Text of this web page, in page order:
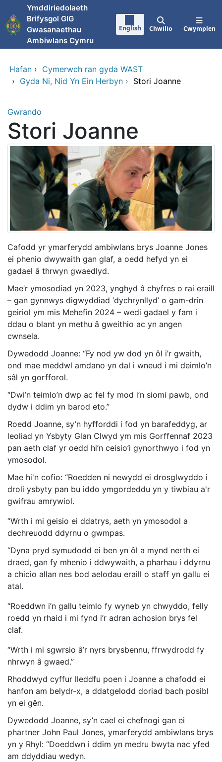
Neidio i'r prif gynnwy
Ymddiriedolaeth
Brifysgol GIG
Gwasanaethau
Ambiwlans Cymru
English Chwilio Cwymplen
Hafan › Cymerwch ran gyda WAST
› Gyda Ni, Nid Yn Ein Herbyn › Stori Joanne
Gwrando
Stori Joanne
Cafodd yr ymarferydd ambiwlans brys Joanne Jones
ei phenio dwywaith gan glaf, a oedd hefyd yn ei
gadael â thrwyn gwaedlyd.
Mae’r ymosodiad yn 2023, ynghyd â chyfres o rai eraill
– gan gynnwys digwyddiad ‘dychrynllyd’ o gam-drin
geiriol ym mis Mehefin 2024 – wedi gadael y fam i
ddau o blant yn methu â gweithio ac yn angen
cwnsela.
Dywedodd Joanne: “Fy nod yw dod yn ôl i’r gwaith,
ond mae meddwl amdano yn dal i wneud i mi deimlo’n
sâl yn gorfforol.
“Dwi’n teimlo’n dwp ac fel fy mod i’n siomi pawb, ond
dydw i ddim yn barod eto.”
Roedd Joanne, sy’n hyfforddi i fod yn barafeddyg, ar
leoliad yn Ysbyty Glan Clwyd ym mis Gorffennaf 2023
pan aeth claf yr oedd hi’n ceisio’i gynorthwyo i fod yn
ymosodol.
Mae hi'n cofio: “Roedden ni newydd ei drosglwyddo i
droli ysbyty pan bu iddo ymgordeddu yn y tiwbiau a'r
gwifrau amrywiol.
“Wrth i mi geisio ei ddatrys, aeth yn ymosodol a
dechreuodd ddyrnu o gwmpas.
“Dyna pryd symudodd ei ben yn ôl a mynd nerth ei
draed, gan fy mhenio i ddwywaith, a pharhau i ddyrnu
a chicio allan nes bod aelodau eraill o staff yn gallu ei
atal.
“Roeddwn i’n gallu teimlo fy wyneb yn chwyddo, felly
roedd yn rhaid i mi fynd i’r adran achosion brys fel
claf.
“Wrth i mi sgwrsio â’r nyrs brysbennu, ffrwydrodd fy
nhrwyn â gwaed.”
Rhoddwyd cyffur lleddfu poen i Joanne a chafodd ei
hanfon am belydr-x, a ddatgelodd doriad bach posibl
yn ei gên.
Dywedodd Joanne, sy’n cael ei chefnogi gan ei
phartner John Paul Jones, ymarferydd ambiwlans brys
yn y Rhyl: “Doeddwn i ddim yn medru bwyta nac yfed
am ddyddiau wedyn.